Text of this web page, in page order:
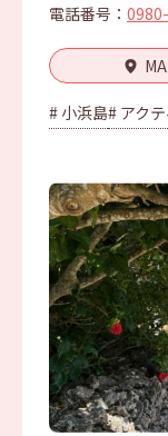
電話番号：
# 小浜島# アク